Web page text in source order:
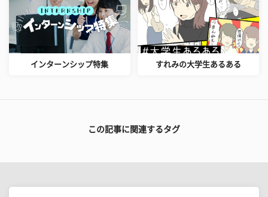
インターンシップ特集 すれみの大学生あるある
この記事に関連するタグ